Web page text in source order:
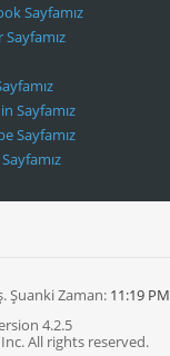
Sayfamız
Sayfamız
Sayfamız
Şuanki Zaman: 11:19 PM
4.2.5
All rights reserved.